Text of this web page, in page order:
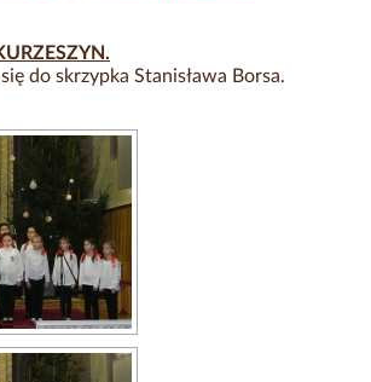
do skrzypka Stanisława Borsa.